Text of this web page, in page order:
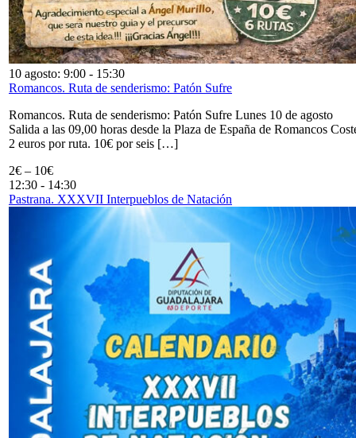
10 agosto: 9:00 - 15:30
Romancos. Ruta de senderismo: Patón Sufre
Romancos. Ruta de senderismo: Patón Sufre Lunes 10 de agosto
Salida a las 09,00 horas desde la Plaza de España de Romancos
2 euros por ruta. 10€ por seis […]
2€ – 10€
12:30 - 14:30
Pastrana. XXXVII Interpueblos de Natación